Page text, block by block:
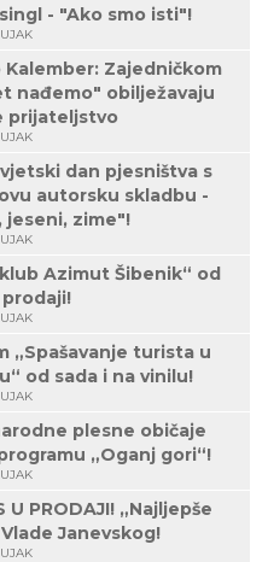
- "Ako smo isti"!
Kalember: Zajedničkom
nađemo" obilježavaju
prijateljstvo
dan pjesništva s
autorsku skladbu -
jeseni, zime"!
Azimut Šibenik“ od
„Spašavanje turista u
od sada i na vinilu!
plesne običaje
„Oganj gori“!
U PRODAJI! „Najljepše
Janevskog!